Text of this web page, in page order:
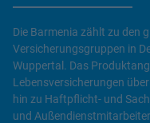
Die Barmenia zählt zu den
Versicherungsgruppen in
Wuppertal. Das
Lebensversicherungen
hin zu Haftpflicht- und
und